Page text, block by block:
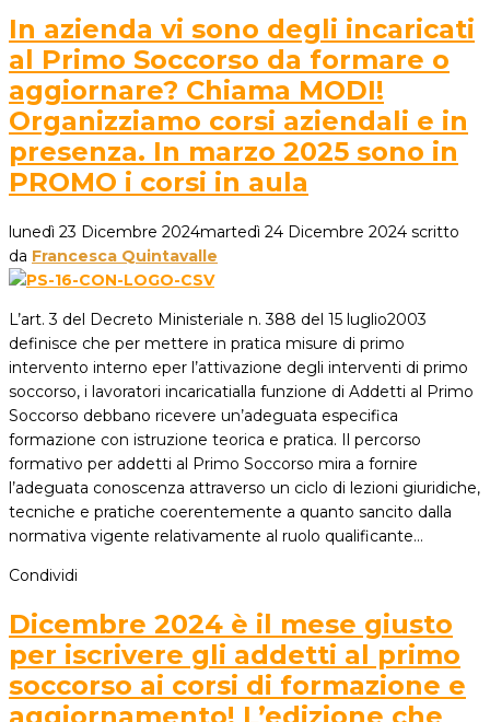
In azienda vi sono degli incaricati
al Primo Soccorso da formare o
aggiornare? Chiama MODI!
Organizziamo corsi aziendali e in
presenza. In marzo 2025 sono in
PROMO i corsi in aula
lunedì 23 Dicembre 2024martedì 24 Dicembre 2024 scritto
da Francesca Quintavalle
L’art. 3 del Decreto Ministeriale n. 388 del 15 luglio2003
definisce che per mettere in pratica misure di primo
intervento interno eper l’attivazione degli interventi di primo
soccorso, i lavoratori incaricatialla funzione di Addetti al Primo
Soccorso debbano ricevere un’adeguata especifica
formazione con istruzione teorica e pratica. Il percorso
formativo per addetti al Primo Soccorso mira a fornire
l’adeguata conoscenza attraverso un ciclo di lezioni giuridiche,
tecniche e pratiche coerentemente a quanto sancito dalla
normativa vigente relativamente al ruolo qualificante…
Condividi
Dicembre 2024 è il mese giusto
per iscrivere gli addetti al primo
soccorso ai corsi di formazione e